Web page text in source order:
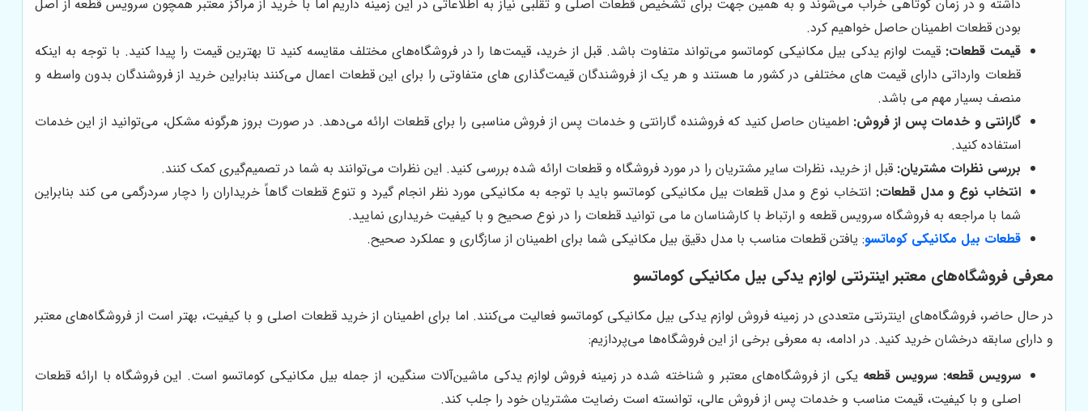
داشته و در زمان کوتاهی خراب می‌شوند و به همین جهت برای تشخیص قطعات اصلی و تقلبی نیاز به اطلاعاتی در این زمینه داریم اما با خرید از مراکز معتبر همچون سرویس قطعه از اصل
بودن قطعات اطمینان حاصل خواهیم کرد.
قیمت قطعات: قیمت لوازم یدکی بیل مکانیکی کوماتسو می‌تواند متفاوت باشد. قبل از خرید، قیمت‌ها را در فروشگاه‌های مختلف مقایسه کنید تا بهترین قیمت را پیدا کنید. با توجه به اینکه
قطعات وارداتی دارای قیمت های مختلفی در کشور ما هستند و هر یک از فروشندگان قیمت‌گذاری های متفاوتی را برای این قطعات اعمال می‌کنند بنابراین خرید از فروشندگان بدون واسطه و
منصف بسیار مهم می باشد.
گارانتی و خدمات پس از فروش: اطمینان حاصل کنید که فروشنده گارانتی و خدمات پس از فروش مناسبی را برای قطعات ارائه می‌دهد. در صورت بروز هرگونه مشکل، می‌توانید از این خدمات
استفاده کنید.
بررسی نظرات مشتریان: قبل از خرید، نظرات سایر مشتریان را در مورد فروشگاه و قطعات ارائه شده بررسی کنید. این نظرات می‌توانند به شما در تصمیم‌گیری کمک کنند.
انتخاب نوع و مدل قطعات: انتخاب نوع و مدل قطعات بیل مکانیکی کوماتسو باید با توجه به مکانیکی مورد نظر انجام گیرد و تنوع قطعات گاهاً خریداران را دچار سردرگمی می کند بنابراین
شما با مراجعه به فروشگاه سرویس قطعه و ارتباط با کارشناسان ما می توانید قطعات را در نوع صحیح و با کیفیت خریداری نمایید.
قطعات بیل مکانیکی کوماتسو: یافتن قطعات مناسب با مدل دقیق بیل مکانیکی شما برای اطمینان از سازگاری و عملکرد صحیح.
معرفی فروشگاه‌های معتبر اینترنتی لوازم یدکی بیل مکانیکی کوماتسو
در حال حاضر، فروشگاه‌های اینترنتی متعددی در زمینه فروش لوازم یدکی بیل مکانیکی کوماتسو فعالیت می‌کنند. اما برای اطمینان از خرید قطعات اصلی و با کیفیت، بهتر است از فروشگاه‌های معتبر
و دارای سابقه درخشان خرید کنید. در ادامه، به معرفی برخی از این فروشگاه‌ها می‌پردازیم:
سرویس قطعه: سرویس قطعه یکی از فروشگاه‌های معتبر و شناخته شده در زمینه فروش لوازم یدکی ماشین‌آلات سنگین، از جمله بیل مکانیکی کوماتسو است. این فروشگاه با ارائه قطعات
اصلی و با کیفیت، قیمت مناسب و خدمات پس از فروش عالی، توانسته است رضایت مشتریان خود را جلب کند.